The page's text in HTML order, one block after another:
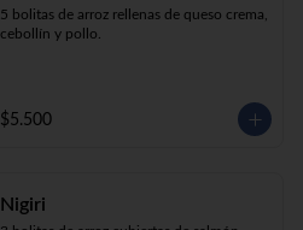
5 bolitas de arroz rellenas de queso crema,
cebollín y pollo.
$5.500
Nigiri